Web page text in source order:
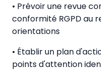
• Prévoir une revue
conformité RGPD au
orientations
• Établir un plan
points d'attention